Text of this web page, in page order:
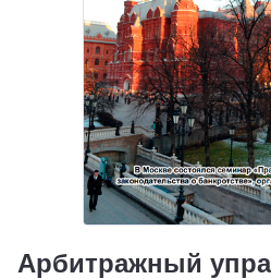
Арбитражный